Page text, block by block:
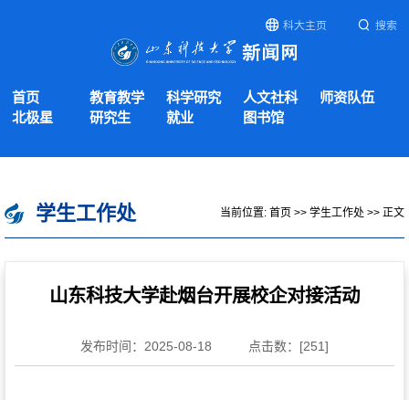
科大主页 搜索
首页 教育教学 科学研究 人文社科
师资队伍
北极星
研究生 就业 图书馆
学生工作处 当前位置: 首页 >> 学生工作处 >> 正文
山东科技大学赴烟台开展校企对接活动
发布时间：2025-08-18 点击数：[251]